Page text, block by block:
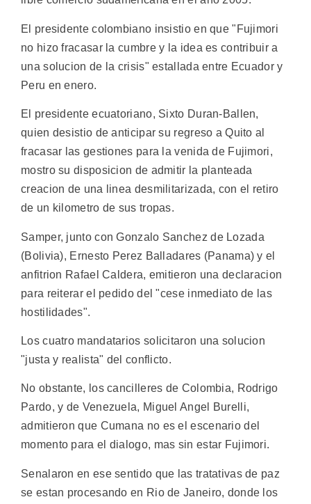
El presidente colombiano insistio en que "Fujimori
no hizo fracasar la cumbre y la idea es contribuir a
una solucion de la crisis" estallada entre Ecuador y
Peru en enero.
El presidente ecuatoriano, Sixto Duran-Ballen,
quien desistio de anticipar su regreso a Quito al
fracasar las gestiones para la venida de Fujimori,
mostro su disposicion de admitir la planteada
creacion de una linea desmilitarizada, con el retiro
de un kilometro de sus tropas.
Samper, junto con Gonzalo Sanchez de Lozada
(Bolivia), Ernesto Perez Balladares (Panama) y el
anfitrion Rafael Caldera, emitieron una declaracion
para reiterar el pedido del "cese inmediato de las
hostilidades".
Los cuatro mandatarios solicitaron una solucion
"justa y realista" del conflicto.
No obstante, los cancilleres de Colombia, Rodrigo
Pardo, y de Venezuela, Miguel Angel Burelli,
admitieron que Cumana no es el escenario del
momento para el dialogo, mas sin estar Fujimori.
Senalaron en ese sentido que las tratativas de paz
se estan procesando en Rio de Janeiro, donde los